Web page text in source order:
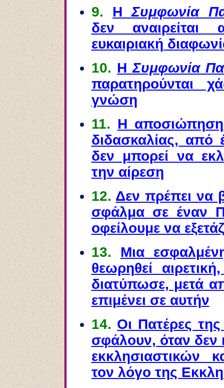
9.
ΗΣυμφωνία
δεν
ευκαιριακή
10. ΗΣυμφωνία
παρατηρούνται
γνώση
11. Η αποσιώπηση
διδασκαλίας, από
δεν μπορεί να
την αίρεση
12. Δεν πρέπει να
σφάλμα σε έναν
οφείλουμε να
13.
Μια
θεωρηθεί
διατύπωσε, μετά
επιμένει σε αυτήν
14. Οι Πατέρες
σφάλουν, όταν δεν
εκκλησιαστικών
τον λόγο της